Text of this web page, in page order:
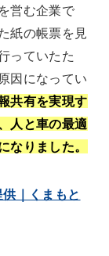
営む企業で
紙の帳票を見
っていたた
因になってい
共有を実現す
人と車の最適
なりました。
｜くまもと